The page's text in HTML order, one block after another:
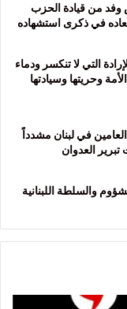
من قيادة الحزب
في ذكرى استشهاده
للإرادة التي لا تنكسر ودماء
وحريتها وسيادتها
في لبنان مشدداً
العدوان
الاطار” نسخة عن 17 أيار المشؤوم والسلطة اللبنانية